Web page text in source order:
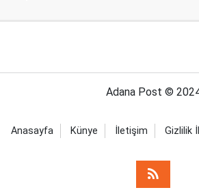
Adana Post ©
Anasayfa Künye İletişim Gizlilik